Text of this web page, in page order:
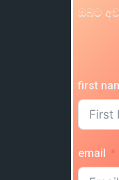
ඔබට
first
email